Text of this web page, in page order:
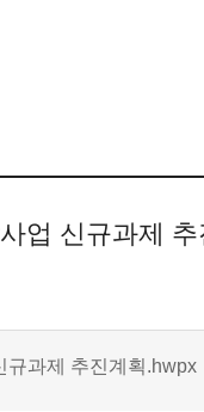
업 신규과제
규과제 추진계획.hwpx